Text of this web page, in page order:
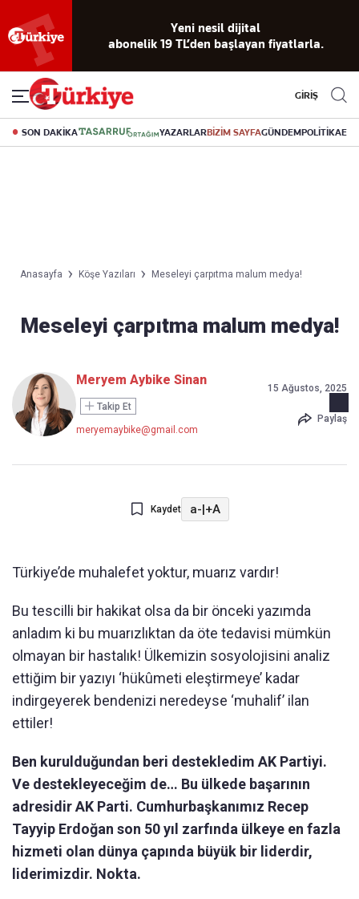
Yeni nesil dijital
abonelik 19 TL’den başlayan fiyatlarla.
GİRİŞ
SON DAKİKA YAZARLARBİZİM SAYFAGÜNDEMPOLİTİKA
Anasayfa Köşe Yazıları Meseleyi çarpıtma malum medya!
Meseleyi çarpıtma malum medya!
Meryem Aybike Sinan
Takip Et
meryemaybike@gmail.com
15 Ağustos, 2025
Paylaş
Kaydet a-|+A
Türkiye’de muhalefet yoktur, muarız vardır!
Bu tescilli bir hakikat olsa da bir önceki yazımda
anladım ki bu muarızlıktan da öte tedavisi mümkün
olmayan bir hastalık! Ülkemizin sosyolojisini analiz
ettiğim bir yazıyı ‘hükûmeti eleştirmeye’ kadar
indirgeyerek bendenizi neredeyse ‘muhalif’ ilan
ettiler!
Ben kurulduğundan beri destekledim AK Partiyi.
Ve destekleyeceğim de… Bu ülkede başarının
adresidir AK Parti. Cumhurbaşkanımız Recep
Tayyip Erdoğan son 50 yıl zarfında ülkeye en fazla
hizmeti olan dünya çapında büyük bir liderdir,
liderimizdir. Nokta.